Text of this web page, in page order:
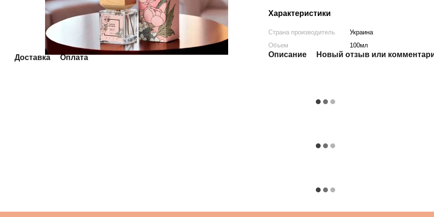
Доставка Оплата
Характеристики
Страна производитель
Украина
Объем
100мл
Описание Новый отзыв или